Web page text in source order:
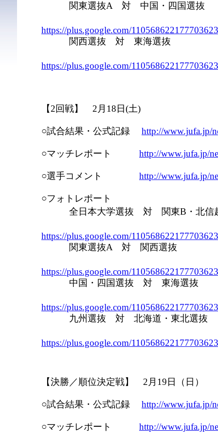
関東選抜A 対 中国・四国選抜
https://plus.google.com/
関西選抜 対 東海選抜
https://plus.google.com/
【2回戦】 2月18日(土)
○試合結果・公式記録 http://www.jufa.jp/
○マッチレポート http://www.jufa.jp/
○選手コメント http://www.jufa.jp/
○フォトレポート
全日本大学選抜 対 関東B・北信
https://plus.google.com/
関東選抜A 対 関西選抜
https://plus.google.com/
中国・四国選抜 対 東海選抜
https://plus.google.com/
九州選抜 対 北海道・東北選抜
https://plus.google.com/
【決勝／順位決定戦】 2月19日（日）
○試合結果・公式記録 http://www.jufa.jp/
○マッチレポート http://www.jufa.jp/